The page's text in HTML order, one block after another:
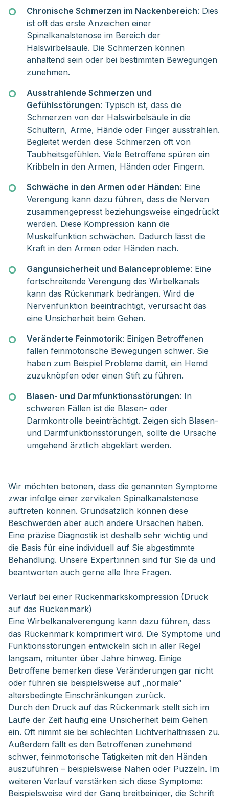
Chronische Schmerzen im Nackenbereich: Dies
ist oft das erste Anzeichen einer
Spinalkanalstenose im Bereich der
Halswirbelsäule. Die Schmerzen können
anhaltend sein oder bei bestimmten Bewegungen
zunehmen.
Ausstrahlende Schmerzen und
Gefühlsstörungen: Typisch ist, dass die
Schmerzen von der Halswirbelsäule in die
Schultern, Arme, Hände oder Finger ausstrahlen.
Begleitet werden diese Schmerzen oft von
Taubheitsgefühlen. Viele Betroffene spüren ein
Kribbeln in den Armen, Händen oder Fingern.
Schwäche in den Armen oder Händen: Eine
Verengung kann dazu führen, dass die Nerven
zusammengepresst beziehungsweise eingedrückt
werden. Diese Kompression kann die
Muskelfunktion schwächen. Dadurch lässt die
Kraft in den Armen oder Händen nach.
Gangunsicherheit und Balanceprobleme: Eine
fortschreitende Verengung des Wirbelkanals
kann das Rückenmark bedrängen. Wird die
Nervenfunktion beeinträchtigt, verursacht das
eine Unsicherheit beim Gehen.
Veränderte Feinmotorik: Einigen Betroffenen
fallen feinmotorische Bewegungen schwer. Sie
haben zum Beispiel Probleme damit, ein Hemd
zuzuknöpfen oder einen Stift zu führen.
Blasen- und Darmfunktionsstörungen: In
schweren Fällen ist die Blasen- oder
Darmkontrolle beeinträchtigt. Zeigen sich Blasen-
und Darmfunktionsstörungen, sollte die Ursache
umgehend ärztlich abgeklärt werden.
Wir möchten betonen, dass die genannten Symptome
zwar infolge einer zervikalen Spinalkanalstenose
auftreten können. Grundsätzlich können diese
Beschwerden aber auch andere Ursachen haben.
Eine präzise Diagnostik ist deshalb sehr wichtig und
die Basis für eine individuell auf Sie abgestimmte
Behandlung. Unsere Expert:innen sind für Sie da und
beantworten auch gerne alle Ihre Fragen.
Verlauf bei einer Rückenmarkskompression (Druck
auf das Rückenmark)
Eine Wirbelkanalverengung kann dazu führen, dass
das Rückenmark komprimiert wird. Die Symptome und
Funktionsstörungen entwickeln sich in aller Regel
langsam, mitunter über Jahre hinweg. Einige
Betroffene bemerken diese Veränderungen gar nicht
oder führen sie beispielsweise auf „normale“
altersbedingte Einschränkungen zurück.
Durch den Druck auf das Rückenmark stellt sich im
Laufe der Zeit häufig eine Unsicherheit beim Gehen
ein. Oft nimmt sie bei schlechten Lichtverhältnissen zu.
Außerdem fällt es den Betroffenen zunehmend
schwer, feinmotorische Tätigkeiten mit den Händen
auszuführen – beispielsweise Nähen oder Puzzeln. Im
weiteren Verlauf verstärken sich diese Symptome:
Beispielsweise wird der Gang breitbeiniger, die Schrift